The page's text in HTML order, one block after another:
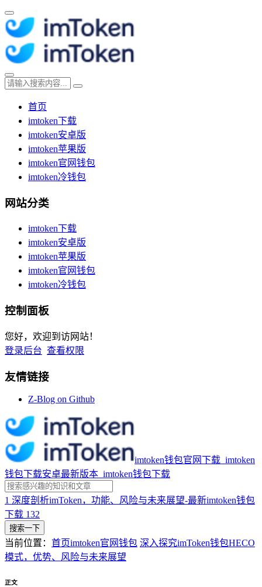
首页
imtoken下载
imtoken安卓版
imtoken苹果版
imtoken官网钱包
imtoken冷钱包
网站分类
imtoken下载
imtoken安卓版
imtoken苹果版
imtoken官网钱包
imtoken冷钱包
控制面板
您好，欢迎到访网站！
登录后台 查看权限
友情链接
Z-Blog on Github
imtoken钱包官网下载_imtoken
钱包下载安卓最新版本_imtoken钱包下载
1 深度剖析imToken，功能、风险与未来展望-最新imtoken钱包
下载 132
搜索一下
当前位置： 首页imtoken官网钱包 深入探究imToken钱包HECO
模式，优势、风险与未来展望
正文